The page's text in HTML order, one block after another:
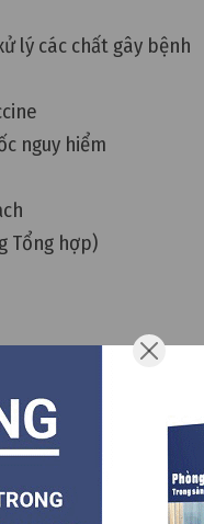
lý các chất gây bệnh
nguy hiểm
Tổng hợp)
ly Isolator
Tại Đây.
từ BLOCK